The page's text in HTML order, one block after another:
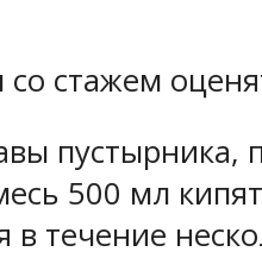
стажем
500 мл
в течение